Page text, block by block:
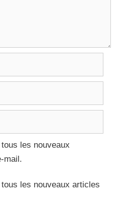
les nouveaux
mail.
les nouveaux articles